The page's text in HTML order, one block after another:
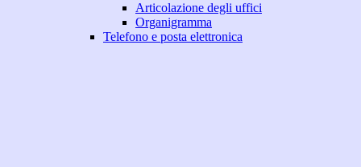
Articolazione degli uffici
Organigramma
Telefono e posta elettronica